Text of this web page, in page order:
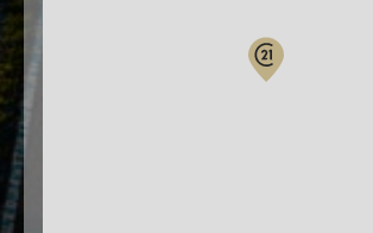
14:00 - 18:00